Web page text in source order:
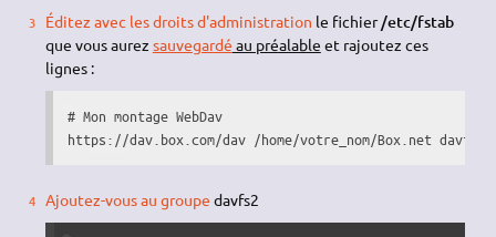
Éditez avec les droits d'administration le fichier/etc/fstab
que vous aurez sauvegardé au préalable et rajoutez ces
lignes :
# Mon montage WebDav
https://dav.box.com/dav /home/votre_nom/Box.net davfs
Ajoutez-vous au groupe davfs2